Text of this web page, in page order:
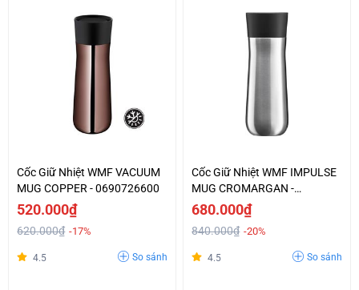
Cốc Giữ Nhiệt WMF VACUUM
MUG COPPER - 0690726600
520.000₫
620.000₫ -17%
4.5 So sánh
Cốc Giữ Nhiệt WMF IMPULSE
MUG CROMARGAN -
0690926040
680.000₫
840.000₫ -20%
4.5 So sánh